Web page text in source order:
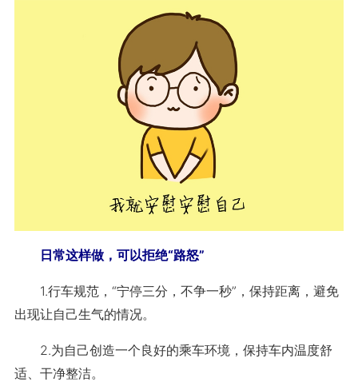
日常这样做，可以拒绝“路怒”
1.行车规范，“宁停三分，不争一秒”，保持距离，避免
出现让自己生气的情况。
2.为自己创造一个良好的乘车环境，保持车内温度舒
适、干净整洁。